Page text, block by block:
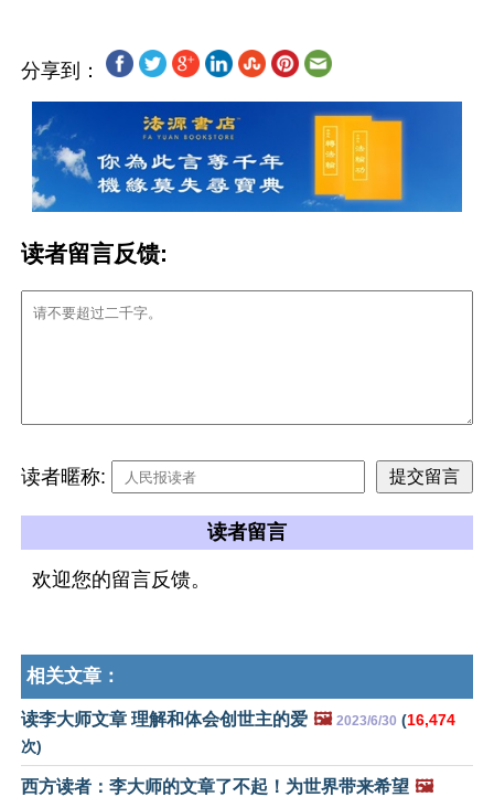
分享到：
读者留言反馈:
读者暱称:
读者留言
欢迎您的留言反馈。
相关文章：
读李大师文章 理解和体会创世主的爱 🖼️ 2023/6/30 (16,474
次)
西方读者：李大师的文章了不起！为世界带来希望 🖼️